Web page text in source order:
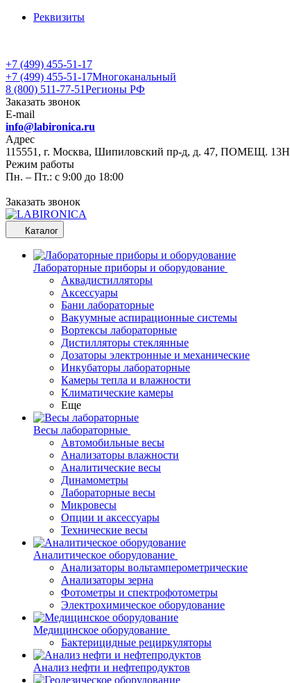
Реквизиты
+7 (499) 455-51-17
+7 (499) 455-51-17Многоканальный
8 (800) 511-77-51Регионы РФ
Заказать звонок
E-mail
info@labironica.ru
Адрес
115551, г. Москва, Шипиловский пр-д, д. 47, ПОМЕЩ. 13Н
Режим работы
Пн. – Пт.: с 9:00 до 18:00
Заказать звонок
Каталог
Лабораторные приборы и оборудование
Аквадистилляторы
Аксессуары
Бани лабораторные
Вакуумные аспирационные системы
Вортексы лабораторные
Дистилляторы стеклянные
Дозаторы электронные и механические
Инкубаторы лабораторные
Камеры тепла и влажности
Климатические камеры
Еще
Весы лабораторные
Автомобильные весы
Анализаторы влажности
Аналитические весы
Динамометры
Лабораторные весы
Микровесы
Опции и аксессуары
Технические весы
Аналитическое оборудование
Анализаторы вольтамперометрические
Анализаторы зерна
Фотометры и спектрофотометры
Электрохимическое оборудование
Медицинское оборудование
Бактерицидные рециркуляторы
Анализ нефти и нефтепродуктов